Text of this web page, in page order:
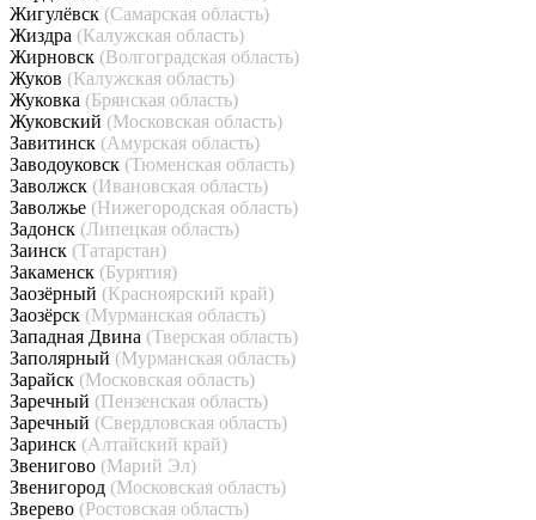
Жигулёвск (Самарская область)
Жиздра (Калужская область)
Жирновск (Волгоградская область)
Жуков (Калужская область)
Жуковка (Брянская область)
Жуковский (Московская область)
Завитинск (Амурская область)
Заводоуковск (Тюменская область)
Заволжск (Ивановская область)
Заволжье (Нижегородская область)
Задонск (Липецкая область)
Заинск (Татарстан)
Закаменск (Бурятия)
Заозёрный (Красноярский край)
Заозёрск (Мурманская область)
Западная Двина (Тверская область)
Заполярный (Мурманская область)
Зарайск (Московская область)
Заречный (Пензенская область)
Заречный (Свердловская область)
Заринск (Алтайский край)
Звенигово (Марий Эл)
Звенигород (Московская область)
Зверево (Ростовская область)